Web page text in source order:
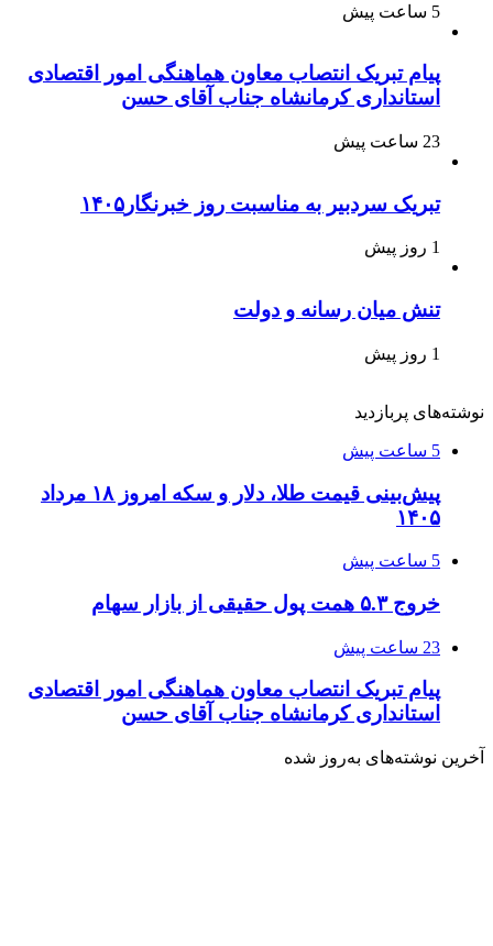
5 ساعت پیش
پیام تبریک انتصاب معاون هماهنگی امور اقتصادی
استانداری کرمانشاه جناب آقای حسن
23 ساعت پیش
تبریک سردبیر به مناسبت روز خبرنگار۱۴۰۵
1 روز پیش
تنش میان رسانه و دولت
1 روز پیش
نوشته‌های پربازدید
5 ساعت پیش
پیش‌بینی قیمت طلا، دلار و سکه امروز ۱۸ مرداد
۱۴۰۵
5 ساعت پیش
خروج ۵.۳ همت پول حقیقی از بازار سهام
23 ساعت پیش
پیام تبریک انتصاب معاون هماهنگی امور اقتصادی
استانداری کرمانشاه جناب آقای حسن
آخرین نوشته‌های‌ به‌روز شده